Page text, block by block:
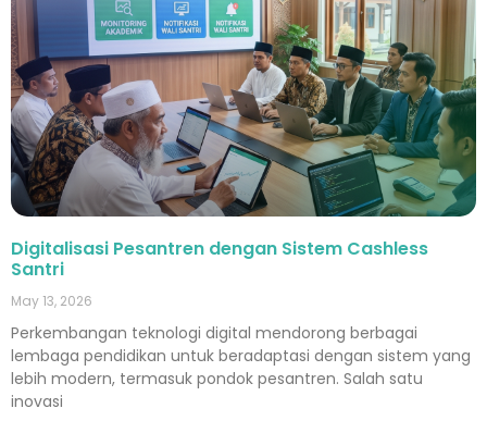
Digitalisasi Pesantren dengan Sistem Cashless
Santri
May 13, 2026
Perkembangan teknologi digital mendorong berbagai
lembaga pendidikan untuk beradaptasi dengan sistem yang
lebih modern, termasuk pondok pesantren. Salah satu
inovasi